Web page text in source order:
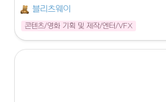
블리츠웨이
콘텐츠/영화 기획 및 제작/엔터/VFX